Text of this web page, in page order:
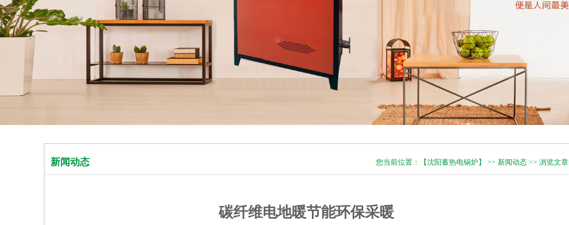
新闻动态 您当前位置： 【沈阳蓄热电锅炉】 >> 新闻动态 >> 浏览文章
碳纤维电地暖节能环保采暖